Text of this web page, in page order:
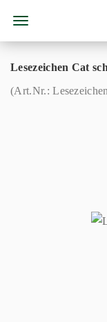
Lesezeichen Cat
(Art.Nr.: